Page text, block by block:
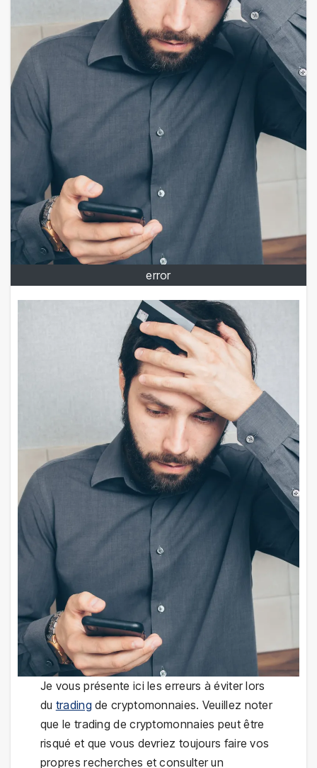
error
Je vous présente ici les erreurs à éviter lors
du trading de cryptomonnaies. Veuillez noter
que le trading de cryptomonnaies peut être
risqué et que vous devriez toujours faire vos
propres recherches et consulter un